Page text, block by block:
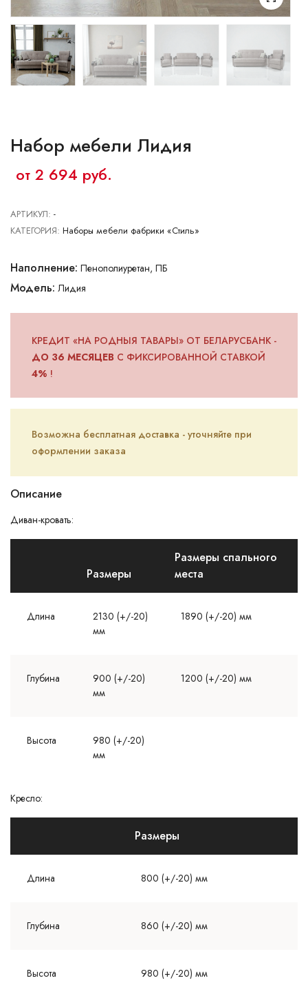
Ваш город: Минск Брест Витебск Гомель
Гродно
Могилев
Сморгонь
Набор мебели Лидия
от 2 694 руб.
АРТИКУЛ: -
КАТЕГОРИЯ: Наборы мебели фабрики «Стиль»
Наполнение: Пенополиуретан, ПБ
Модель: Лидия
КРЕДИТ «НА РОДНЫЯ ТАВАРЫ» ОТ БЕЛАРУСБАНК -
ДО 36 МЕСЯЦЕВ С ФИКСИРОВАННОЙ СТАВКОЙ
4% !
Возможна бесплатная доставка - уточняйте при
оформлении заказа
Описание
Диван-кровать:
Размеры
Размеры спального
места
Длина
2130 (+/-20)
мм
1890 (+/-20) мм
Глубина
900 (+/-20)
мм
1200 (+/-20) мм
Высота
980 (+/-20)
мм
Кресло:
Размеры
Длина 800 (+/-20) мм
Глубина 860 (+/-20) мм
Высота 980 (+/-20) мм